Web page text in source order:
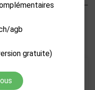
agb
gratuite)